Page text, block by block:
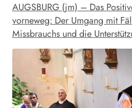
AUGSBURG (jm) – Das
vorneweg: Der Umgang mit
Missbrauchs und die